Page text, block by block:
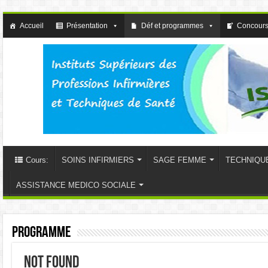
Accueil Présentation Déf et programmes
Cours: SOINS INFIRMIERS SAGE FEMME
ASSISTANCE MEDICO SOCIALE
Programme
Not Found